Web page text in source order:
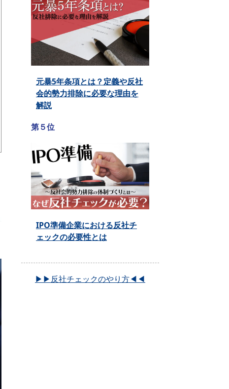
元暴5年条項とは？定義や反社
会的勢力排除に必要な理由を
解説
第５位
IPO準備企業における反社チ
ェックの必要性とは
▶▶反社チェックのやり方◀◀